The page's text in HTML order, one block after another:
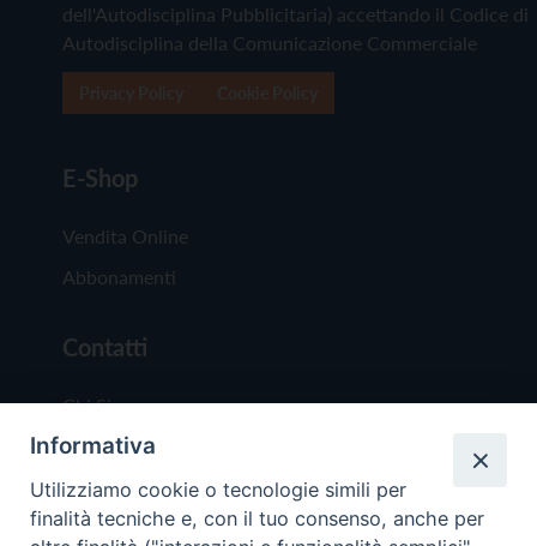
dell'Autodisciplina Pubblicitaria) accettando il Codice di
Autodisciplina della Comunicazione Commerciale
E-Shop
Vendita Online
Abbonamenti
Contatti
Chi Siamo
Redazione
Scrivici
Informativa
Utilizziamo cookie o tecnologie simili per
finalità tecniche e, con il tuo consenso, anche per